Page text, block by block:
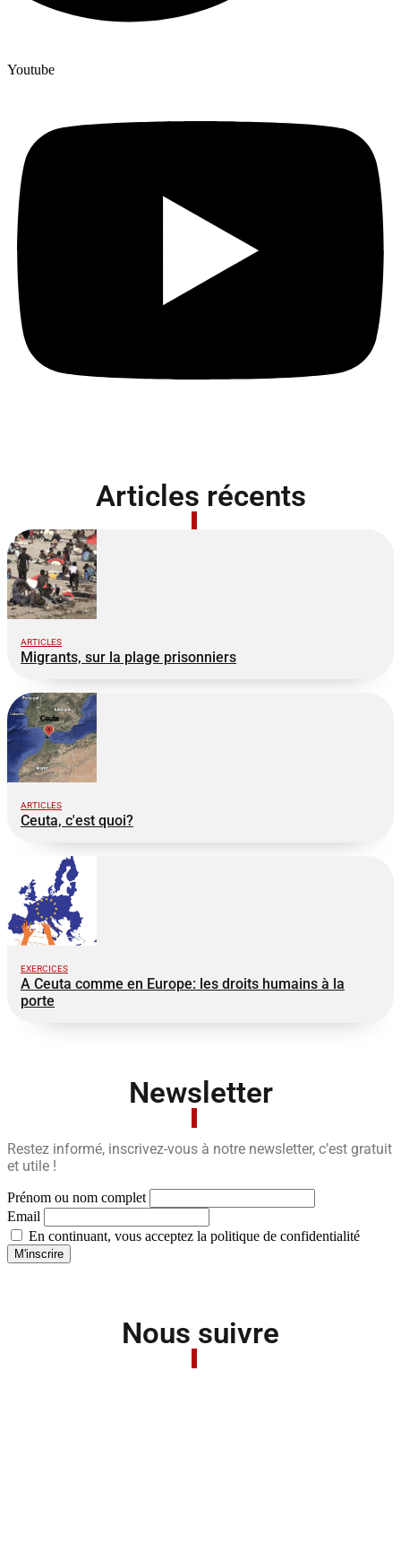
Youtube
Articles récents
ARTICLES
Migrants, sur la plage prisonniers
ARTICLES
Ceuta, c'est quoi?
EXERCICES
A Ceuta comme en Europe: les droits humains à la
porte
Newsletter
Restez informé, inscrivez-vous à notre newsletter, c’est gratuit
et utile !
Prénom ou nom complet
Email
En continuant, vous acceptez la politique de confidentialité
Nous suivre